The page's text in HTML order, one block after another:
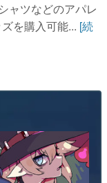
ャツなどのアパレ
を購入可能... [続